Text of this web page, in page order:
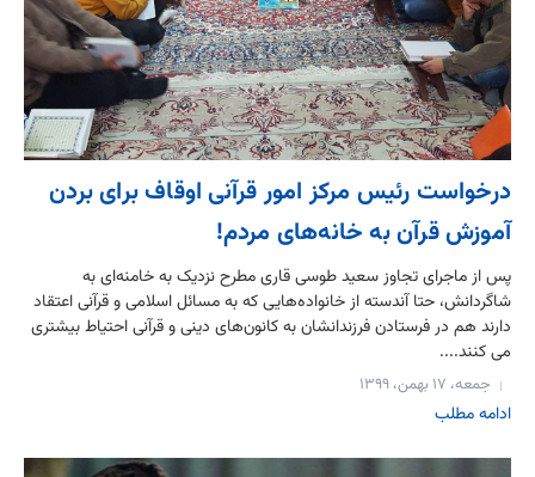
درخواست رئیس مرکز امور قرآنی اوقاف برای بردن
آموزش‌ قرآن به خانه‌های مردم!
پس از ماجرای تجاوز سعید طوسی قاری مطرح نزدیک به خامنه‌ای به
شاگردانش، حتا آندسته از خانواده‌هایی که به مسائل اسلامی و قرآنی اعتقاد
دارند هم در فرستادن فرزندانشان به کانون‌های دینی و قرآنی احتیاط بیشتری
می کنند....
جمعه، ۱۷ بهمن، ۱۳۹۹
ادامه مطلب